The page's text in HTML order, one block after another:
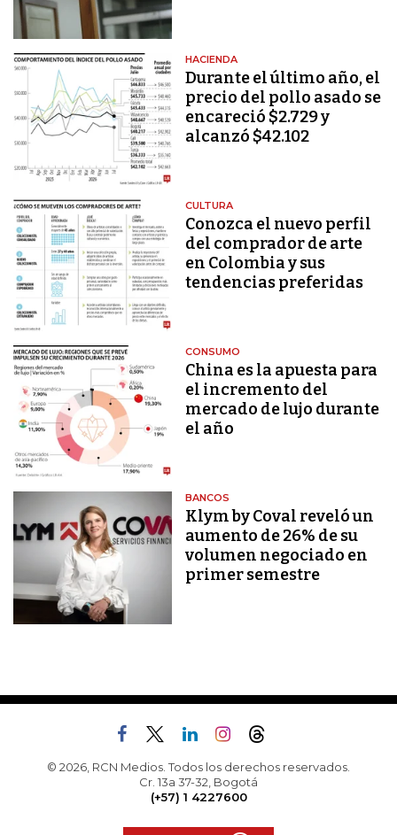
HACIENDA
Durante el último año, el
precio del pollo asado se
encareció $2.729 y
alcanzó $42.102
CULTURA
Conozca el nuevo perfil
del comprador de arte
en Colombia y sus
tendencias preferidas
CONSUMO
China es la apuesta para
el incremento del
mercado de lujo durante
el año
BANCOS
Klym by Coval reveló un
aumento de 26% de su
volumen negociado en
primer semestre
© 2026, RCN Medios. Todos los derechos reservados.
Cr. 13a 37-32, Bogotá
(+57) 1 4227600